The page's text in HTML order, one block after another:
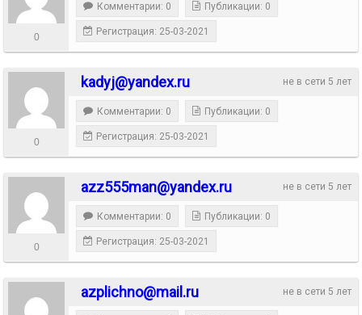
0
Комментарии: 0 Публикации: 0
Регистрация: 25-03-2021
не в сети 5 лет
kadyj@yandex.ru
0
Комментарии: 0 Публикации: 0
Регистрация: 25-03-2021
не в сети 5 лет
azz555man@yandex.ru
0
Комментарии: 0 Публикации: 0
Регистрация: 25-03-2021
не в сети 5 лет
azplichno@mail.ru